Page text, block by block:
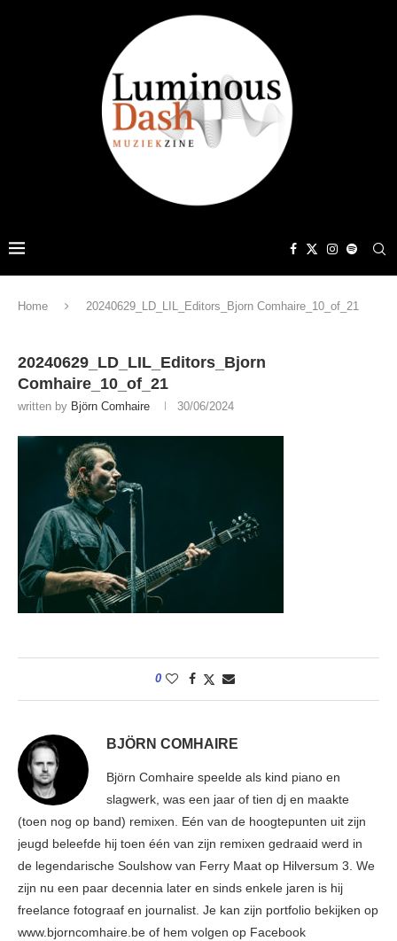
Home 20240629_LD_LIL_Editors_Bjorn Comhaire_10_of_21
20240629_LD_LIL_Editors_Bjorn
Comhaire_10_of_21
written by Björn Comhaire 30/06/2024
0
BJÖRN COMHAIRE
Björn Comhaire speelde als kind piano en
slagwerk, was een jaar of tien dj en maakte
(toen nog op band) remixen. Eén van de hoogtepunten uit zijn
jeugd beleefde hij toen één van zijn remixen gedraaid werd in
de legendarische Soulshow van Ferry Maat op Hilversum 3. We
zijn nu een paar decennia later en sinds enkele jaren is hij
freelance fotograaf en journalist. Je kan zijn portfolio bekijken op
www.bjorncomhaire.be of hem volgen op Facebook